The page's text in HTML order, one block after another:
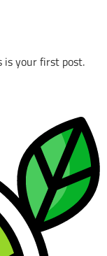
is your first post.